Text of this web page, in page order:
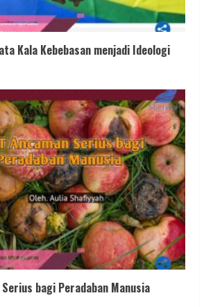
Kala Kebebasan menjadi Ideologi
Serius bagi Peradaban Manusia